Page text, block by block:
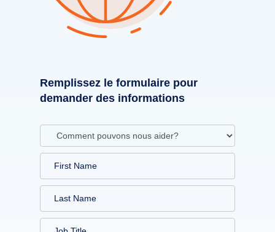
Remplissez le formulaire pour
demander des informations